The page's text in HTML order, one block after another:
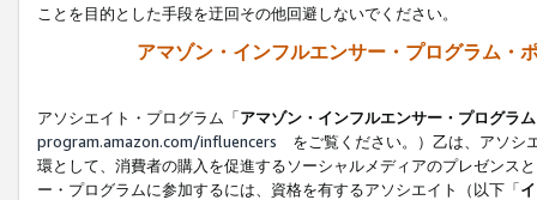
ことを目的とした手段を迂回その他回避しないでください。
アマゾン・インフルエンサー・プログラム・
アソシエイト・プログラム「アマゾン・インフルエンサー・プログラム
program.amazon.com/influencers をご覧ください。）乙は、アソシ
環として、消費者の購入を促進するソーシャルメディアのプレゼンス
ー・プログラムに参加するには、資格を有するアソシエイト（以下「